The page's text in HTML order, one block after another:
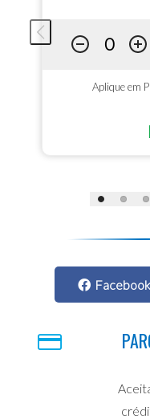
Aplique em
Facebook